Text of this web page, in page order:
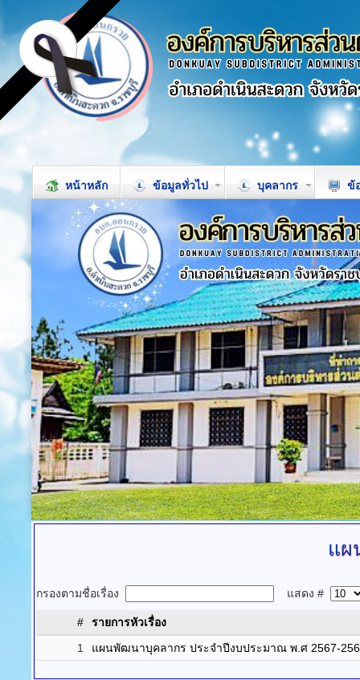
หน้าหลัก ข้อมูลทั่วไป บุคลากร ข้
แผ
กรองตามชื่อเรื่อง แสดง #
#
รายการหัวเรื่อง
1
แผนพัฒนาบุคลากร ประจำปีงบประมาณ พ.ศ 2567-